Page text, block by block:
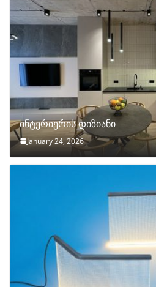
ინტერიერის დიზიანი
January 24, 2026